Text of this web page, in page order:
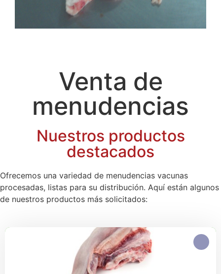
Venta de
menudencias
Nuestros productos
destacados
Ofrecemos una variedad de menudencias vacunas
procesadas, listas para su distribución. Aquí están algunos
de nuestros productos más solicitados: